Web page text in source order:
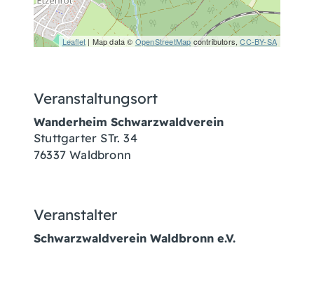
Leaflet| Map data © OpenStreetMap contributors,CC-BY-SA
Veranstaltungsort
Wanderheim Schwarzwaldverein
Stuttgarter STr. 34
76337 Waldbronn
Veranstalter
Schwarzwaldverein Waldbronn e.V.